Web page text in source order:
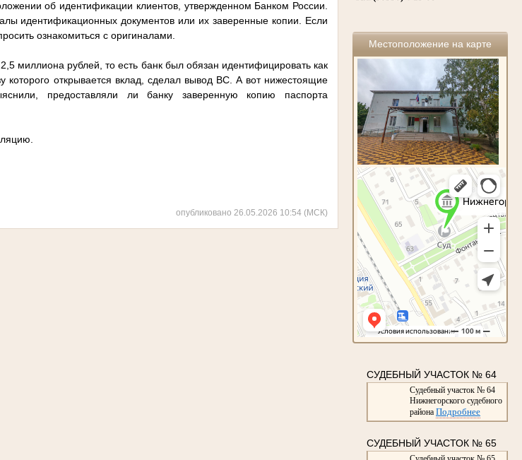
Местоположение на карте
СУДЕБНЫЙ УЧАСТОК № 64
Судебный участок № 64
Нижнегорского судебного
района Подробнее
СУДЕБНЫЙ УЧАСТОК № 65
об идентификации клиентов, утвержденном Банком России.
идентификационных документов или их заверенные копии. Если
ознакомиться с оригиналами.
миллиона рублей, то есть банк был обязан идентифицировать как
которого открывается вклад, сделал вывод ВС. А вот нижестоящие
предоставляли ли банку заверенную копию паспорта
опубликовано 26.05.2026 10:54 (МСК)